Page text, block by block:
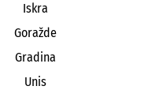
Iskra
Goražde
Gradina
Unis